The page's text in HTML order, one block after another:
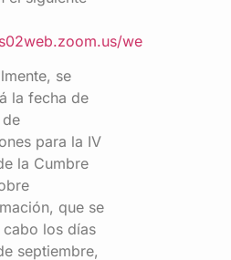
we
se
la fecha de
para la IV
la Cumbre
que se
cabo los días
septiembre,